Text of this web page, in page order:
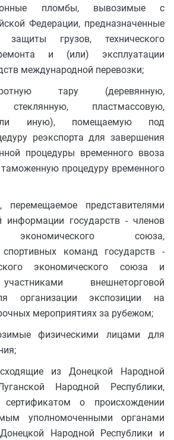
пломбы, вывозимые с
Федерации, предназначенные
грузов, технического
и (или) эксплуатации
международной перевозки;
тару (деревянную,
стеклянную, пластмассовую,
иную), помещаемую под
реэкспорта для завершения
процедуры временного ввоза
процедуру временного
перемещаемое представителями
информации государств - членов
экономического союза,
спортивных команд государств -
экономического союза и
внешнеторговой
организации экспозиции на
мероприятиях за рубежом;
физическими лицами для
из Донецкой Народной
Народной Республики,
о происхождении
уполномоченными органами
Народной Республики и